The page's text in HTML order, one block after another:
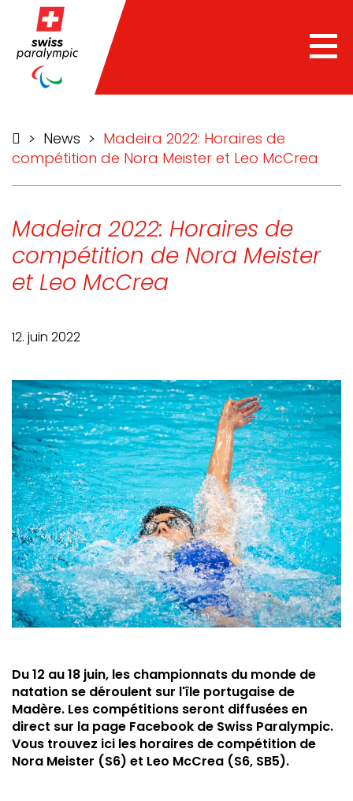
> News >
Madeira 2022: Horaires de
compétition de Nora Meister et Leo McCrea
Madeira 2022: Horaires de
compétition de Nora Meister
et Leo McCrea
12. juin 2022
Du 12 au 18 juin, les championnats du monde de
natation se déroulent sur l'île portugaise de
Madère. Les compétitions seront diffusées en
direct sur la page Facebook de Swiss Paralympic.
Vous trouvez ici les horaires de compétition de
Nora Meister (S6) et Leo McCrea (S6, SB5).